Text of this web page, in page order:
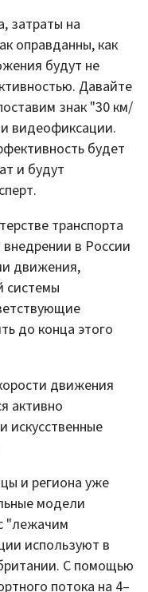
затраты на
оправданны, как
будут не
Давайте
знак "30 км/
видеофиксации.
будет
и будут
транспорта
в России
движения,
системы
до конца этого
движения
активно
искусственные
и региона уже
модели
"лежачим
используют в
С помощью
потока на 4–